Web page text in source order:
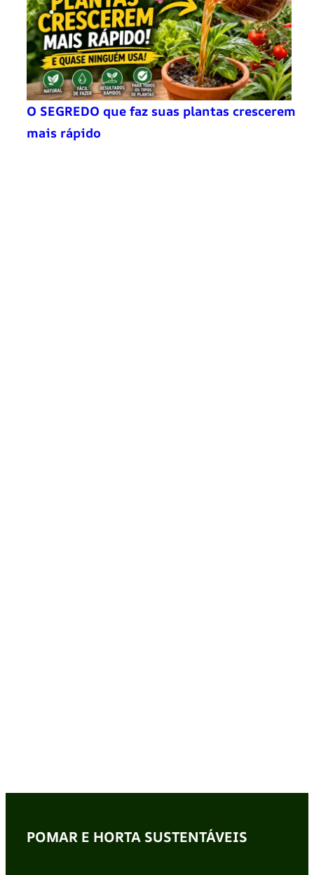
O SEGREDO que faz suas plantas crescerem
mais rápido
POMAR E HORTA SUSTENTÁVEIS